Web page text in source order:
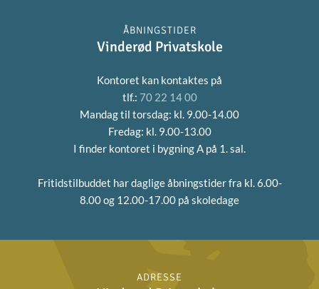
ÅBNINGSTIDER
Vinderød Privatskole
Kontoret kan kontaktes på
tlf.: 70 22 14 00
Mandag til torsdag: kl. 9.00-14.00
Fredag: kl. 9.00-13.00
I finder kontoret i bygning A på 1. sal.
Fritidstilbuddet har daglige åbningstider fra kl. 6.00-
8.00 og 12.00-17.00 på skoledage
ADRESSE